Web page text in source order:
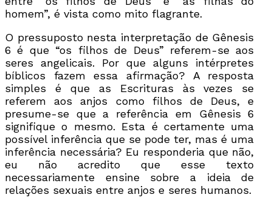
homem”, é vista como mito flagrante.
O pressuposto nesta interpretação de Gênesis
6 é que “os filhos de Deus” referem-se aos
seres angelicais. Por que alguns intérpretes
bíblicos fazem essa afirmação? A resposta
simples é que as Escrituras às vezes se
referem aos anjos como filhos de Deus, e
presume-se que a referência em Gênesis 6
signifique o mesmo. Esta é certamente uma
possível inferência que se pode ter, mas é uma
inferência necessária? Eu responderia que não,
eu não acredito que esse texto
necessariamente ensine sobre a ideia de
relações sexuais entre anjos e seres humanos.